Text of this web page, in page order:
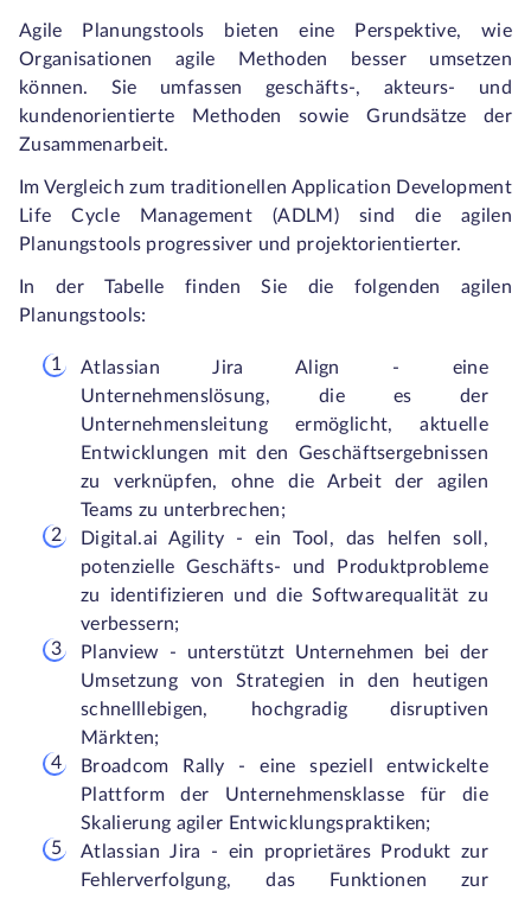
Agile Planungstools bieten eine Perspektive, wie
Organisationen agile Methoden besser umsetzen
können. Sie umfassen geschäfts-, akteurs- und
kundenorientierte Methoden sowie Grundsätze der
Zusammenarbeit.
Im Vergleich zum traditionellen Application Development
Life Cycle Management (ADLM) sind die agilen
Planungstools progressiver und projektorientierter.
In der Tabelle finden Sie die folgenden agilen
Planungstools:
Atlassian Jira Align - eine
Unternehmenslösung, die es der
Unternehmensleitung ermöglicht, aktuelle
Entwicklungen mit den Geschäftsergebnissen
zu verknüpfen, ohne die Arbeit der agilen
Teams zu unterbrechen;
Digital.ai Agility - ein Tool, das helfen soll,
potenzielle Geschäfts- und Produktprobleme
zu identifizieren und die Softwarequalität zu
verbessern;
Planview - unterstützt Unternehmen bei der
Umsetzung von Strategien in den heutigen
schnelllebigen, hochgradig disruptiven
Märkten;
Broadcom Rally - eine speziell entwickelte
Plattform der Unternehmensklasse für die
Skalierung agiler Entwicklungspraktiken;
Atlassian Jira - ein proprietäres Produkt zur
Fehlerverfolgung, das Funktionen zur